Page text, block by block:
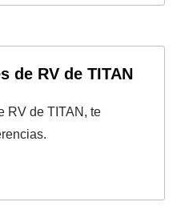
de RV de TITAN
RV de TITAN, te